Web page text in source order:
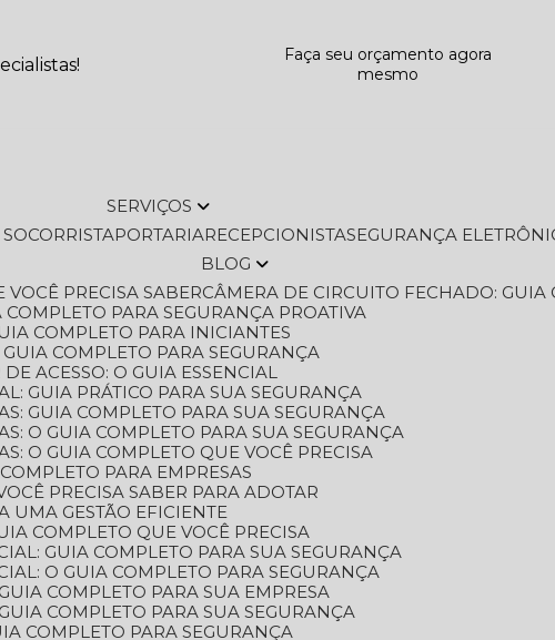
Faça seu orçamento agora
mesmo
SERVIÇOS
PORTARIA RECEPCIONISTA SEGURANÇA
BLOG
VOCÊ PRECISA SABER
CÂMERA DE CIRCUITO FECHADO:
PARA SEGURANÇA PROATIVA
COMPLETO PARA INICIANTES
COMPLETO PARA SEGURANÇA
ACESSO: O GUIA ESSENCIAL
GUIA PRÁTICO PARA SUA SEGURANÇA
GUIA COMPLETO PARA SUA SEGURANÇA
O GUIA COMPLETO PARA SUA SEGURANÇA
O GUIA COMPLETO QUE VOCÊ PRECISA
PARA EMPRESAS
PRECISA SABER PARA ADOTAR
UMA GESTÃO EFICIENTE
COMPLETO QUE VOCÊ PRECISA
GUIA COMPLETO PARA SUA SEGURANÇA
O GUIA COMPLETO PARA SEGURANÇA
COMPLETO PARA SUA EMPRESA
COMPLETO PARA SUA SEGURANÇA
COMPLETO PARA SEGURANÇA